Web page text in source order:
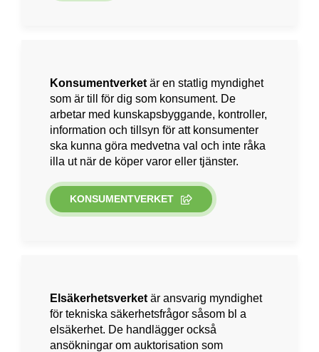
Konsumentverket är en statlig myndighet
som är till för dig som konsument. De
arbetar med kunskapsbyggande, kontroller,
information och tillsyn för att konsumenter
ska kunna göra medvetna val och inte råka
illa ut när de köper varor eller tjänster.
KONSUMENTVERKET
Elsäkerhetsverket är ansvarig myndighet
för tekniska säkerhetsfrågor såsom bl a
elsäkerhet. De handlägger också
ansökningar om auktorisation som